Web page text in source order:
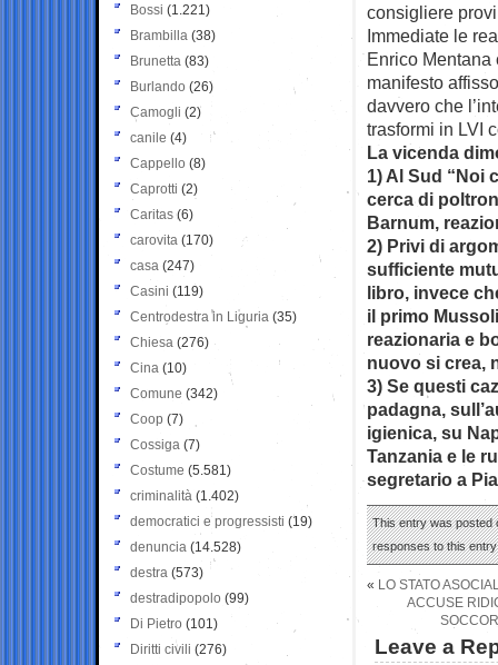
consigliere
Immediate le
Enrico Mentana
manifesto
davvero che
trasformi in LVI
La vicenda
1) Al Sud “Noi
cerca di
Barnum,
2) Privi di
sufficiente
libro, invece
il primo
reazionaria e
nuovo si crea,
3) Se questi
padagna,
igienica, su
Tanzania e le
segretario a
This entry was posted
responses to this
« LO STATO
ACCUSE
Leave a
Bossi (1.221)
Brambilla (38)
Brunetta (83)
Burlando (26)
Camogli (2)
canile (4)
Cappello (8)
Caprotti (2)
Caritas (6)
carovita (170)
casa (247)
Casini (119)
Centrodestra in Liguria (35)
Chiesa (276)
Cina (10)
Comune (342)
Coop (7)
Cossiga (7)
Costume (5.581)
criminalità (1.402)
democratici e progressisti (19)
denuncia (14.528)
destra (573)
destradipopolo (99)
Di Pietro (101)
Diritti civili (276)